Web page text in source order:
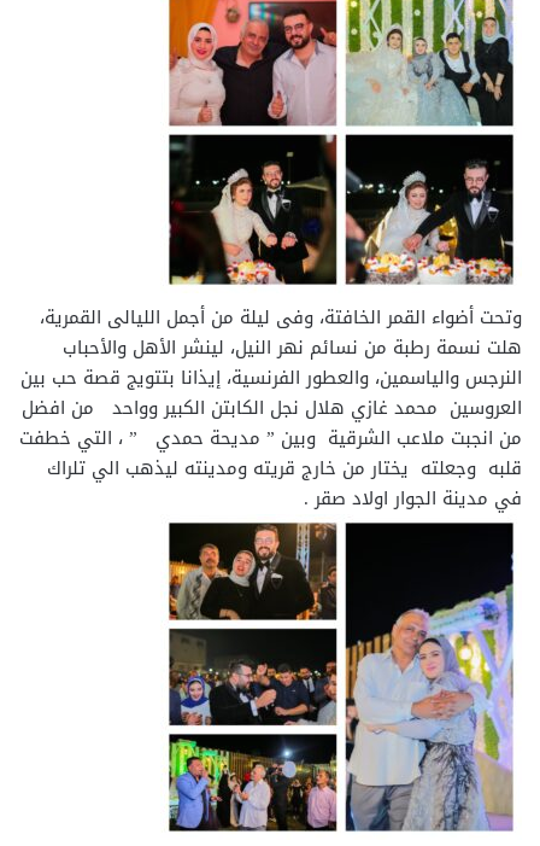
وتحت أضواء القمر الخافتة، وفى ليلة من أجمل الليالى القمرية،
هلت نسمة رطبة من نسائم نهر النيل، لينشر الأهل والأحباب
النرجس والياسمين، والعطور الفرنسية، إيذانا بتتويج قصة حب بين
العروسين محمد غازي هلال نجل الكابتن الكبير وواحد من افضل
من انجبت ملاعب الشرقية وبين ” مديحة حمدي ” ، التي خطفت
قلبه وجعلته يختار من خارج قريته ومدينته ليذهب الي تلراك
في مدينة الجوار اولاد صقر .